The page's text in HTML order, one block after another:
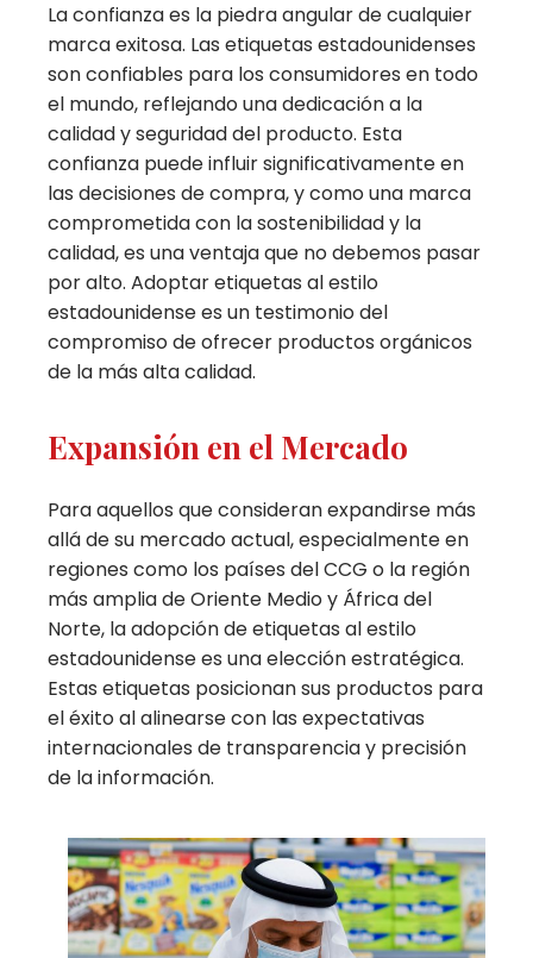
La confianza es la piedra angular de cualquier
marca exitosa. Las etiquetas estadounidenses
son confiables para los consumidores en todo
el mundo, reflejando una dedicación a la
calidad y seguridad del producto. Esta
confianza puede influir significativamente en
las decisiones de compra, y como una marca
comprometida con la sostenibilidad y la
calidad, es una ventaja que no debemos pasar
por alto. Adoptar etiquetas al estilo
estadounidense es un testimonio del
compromiso de ofrecer productos orgánicos
de la más alta calidad.
Expansión en el Mercado
Para aquellos que consideran expandirse más
allá de su mercado actual, especialmente en
regiones como los países del CCG o la región
más amplia de Oriente Medio y África del
Norte, la adopción de etiquetas al estilo
estadounidense es una elección estratégica.
Estas etiquetas posicionan sus productos para
el éxito al alinearse con las expectativas
internacionales de transparencia y precisión
de la información.